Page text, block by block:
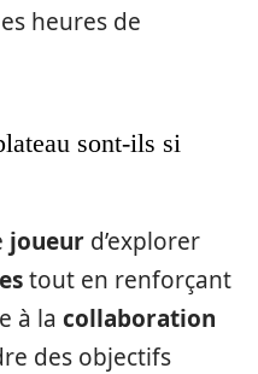
heures de
sont-ils si
joueur d’explorer
tout en renforçant
à la collaboration
des objectifs